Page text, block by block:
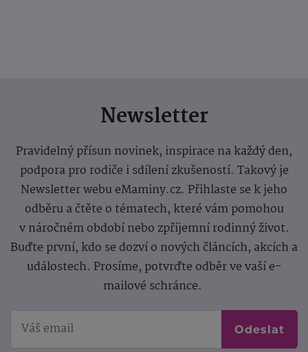
Newsletter
Pravidelný přísun novinek, inspirace na každý den,
podpora pro rodiče i sdílení zkušeností. Takový je
Newsletter webu eMaminy.cz. Přihlaste se k jeho
odběru a čtěte o tématech, které vám pomohou
v náročném období nebo zpříjemní rodinný život.
Buďte první, kdo se dozví o nových článcích, akcích a
událostech. Prosíme, potvrďte odběr ve vaší e-
mailové schránce.
Odeslat